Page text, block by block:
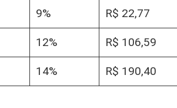
9% R$ 22,77
12% R$ 106,59
14% R$ 190,40